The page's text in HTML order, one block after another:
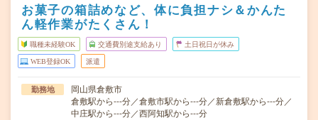
お菓子の箱詰めなど、体に負担ナシ＆かんた
ん軽作業がたくさん！
職種未経験OK 交通費別途支給あり 土日祝日が休み
WEB登録OK 派遣
勤務地
岡山県倉敷市
倉敷駅から---分／倉敷市駅から---分／新倉敷駅から---分／
中庄駅から---分／西阿知駅から---分